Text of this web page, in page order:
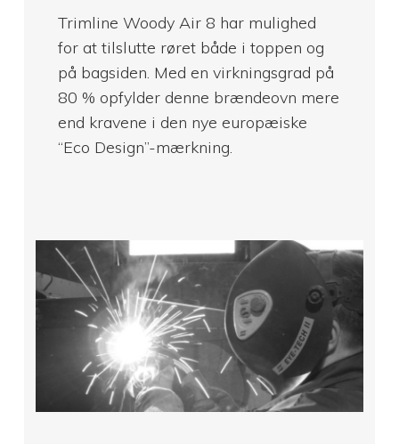
Trimline Woody Air 8 har mulighed
for at tilslutte røret både i toppen og
på bagsiden. Med en virkningsgrad på
80 % opfylder denne brændeovn mere
end kravene i den nye europæiske
“Eco Design”-mærkning.